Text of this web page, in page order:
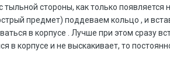
тыльной стороны, как только
предмет) поддеваем кольцо , и
в корпусе . Лучше при этом сразу
в корпусе и не выскакивает, то